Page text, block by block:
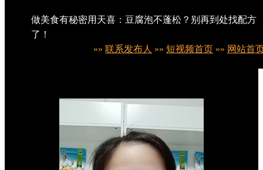
做美食有秘密用天喜：豆腐泡不蓬松？别再到处找配方
了！
»» 联系发布人 »» 短视频首页 »» 网站首